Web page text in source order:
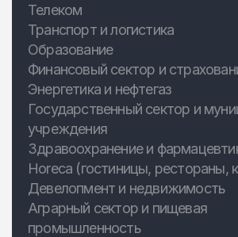
Телеком
Транспорт и логистика
Образование
Финансовый сектор и
Энергетика и нефтегаз
Государственный сектор и
учреждения
Здравоохранение и
Horeca (гостиницы, рестораны,
Девелопмент и недвижимость
Аграрный сектор и пищевая
промышленность